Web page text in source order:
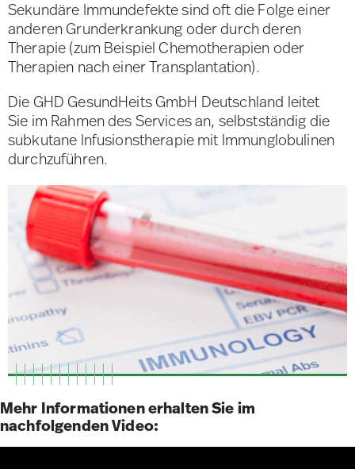
Sekundäre Immundefekte sind oft die Folge einer
anderen Grunderkrankung oder durch deren
Therapie (zum Beispiel Chemotherapien oder
Therapien nach einer Transplantation).
Die GHD GesundHeits GmbH Deutschland leitet
Sie im Rahmen des Services an, selbstständig die
subkutane Infusionstherapie mit Immunglobulinen
durchzuführen.
Mehr Informationen erhalten Sie im
nachfolgenden Video: